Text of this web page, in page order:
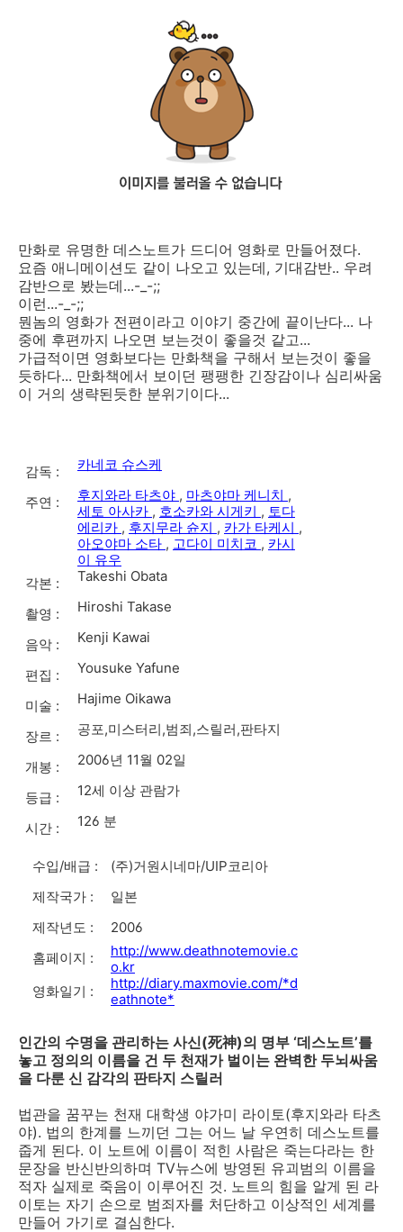
만화로 유명한 데스노트가 드디어 영화로 만들어졌다.
요즘 애니메이션도 같이 나오고 있는데, 기대감반.. 우려
감반으로 봤는데...-_-;;
이런...-_-;;
뭔놈의 영화가 전편이라고 이야기 중간에 끝이난다... 나
중에 후편까지 나오면 보는것이 좋을것 같고...
가급적이면 영화보다는 만화책을 구해서 보는것이 좋을
듯하다... 만화책에서 보이던 팽팽한 긴장감이나 심리싸움
이 거의 생략된듯한 분위기이다...
감독 : 카네코 슈스케
주연 : 후지와라 타츠야 , 마츠야마 케니치 ,
세토 아사카 , 호소카와 시게키 , 토다
에리카 , 후지무라 슌지 , 카가 타케시 ,
아오야마 소타 , 고다이 미치코 , 카시
이 유우
각본 :
Takeshi Obata
촬영 : Hiroshi Takase
음악 : Kenji Kawai
편집 : Yousuke Yafune
미술 : Hajime Oikawa
장르 : 공포,미스터리,범죄,스릴러,판타지
개봉 : 2006년 11월 02일
등급 : 12세 이상 관람가
시간 : 126 분
수입/배급 :
(주)거원시네마/UIP코리아
제작국가 :
일본
제작년도 :
2006
홈페이지 :
http://www.deathnotemovie.c
o.kr
영화일기 :
http://diary.maxmovie.com/*d
eathnote*
인간의 수명을 관리하는 사신(死神)의 명부 ‘데스노트’를
놓고 정의의 이름을 건 두 천재가 벌이는 완벽한 두뇌싸움
을 다룬 신 감각의 판타지 스릴러
법관을 꿈꾸는 천재 대학생 야가미 라이토(후지와라 타츠
야). 법의 한계를 느끼던 그는 어느 날 우연히 데스노트를
줍게 된다. 이 노트에 이름이 적힌 사람은 죽는다라는 한
문장을 반신반의하며 TV뉴스에 방영된 유괴범의 이름을
적자 실제로 죽음이 이루어진 것. 노트의 힘을 알게 된 라
이토는 자기 손으로 범죄자를 처단하고 이상적인 세계를
만들어 가기로 결심한다.